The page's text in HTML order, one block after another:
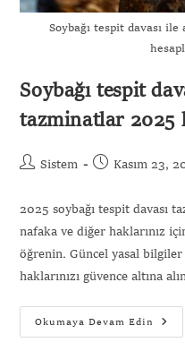
Soybağı tespit davası
Soybağı tespit
tazminatlar 2025
Sistem Kasım 23,
2025 soybağı tespit davası
nafaka ve diğer haklarınız
öğrenin. Güncel yasal
haklarınızı güvence altına
Okumaya Devam Edin